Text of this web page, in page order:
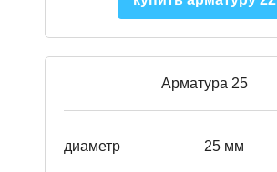
Арматура 25
диаметр 25 мм